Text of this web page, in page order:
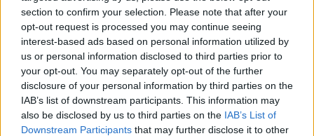
section to confirm your selection. Please note that after your
opt-out request is processed you may continue seeing
interest-based ads based on personal information utilized by
us or personal information disclosed to third parties prior to
your opt-out. You may separately opt-out of the further
disclosure of your personal information by third parties on the
IAB’s list of downstream participants. This information may
also be disclosed by us to third parties on the IAB’s List of
Downstream Participants that may further disclose it to other